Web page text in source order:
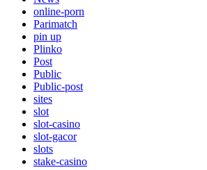
online-porn
Parimatch
pin up
Plinko
Post
Public
Public-post
sites
slot
slot-casino
slot-gacor
slots
stake-casino